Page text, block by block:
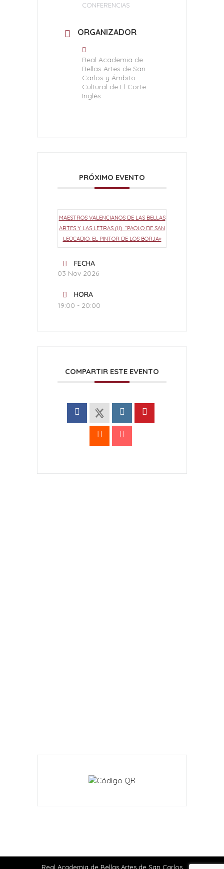
CONFERENCIAS
ORGANIZADOR
Real Academia de
Bellas Artes de San
Carlos y Ámbito
Cultural de El Corte
Inglés
PRÓXIMO EVENTO
MAESTROS VALENCIANOS DE LAS BELLAS
ARTES Y LAS LETRAS (II). “PAOLO DE SAN
LEOCADIO: EL PINTOR DE LOS BORJA»
FECHA
03 Nov 2026
HORA
19:00 - 20:00
COMPARTIR ESTE EVENTO
Real Academia de Bellas Artes de San Carlos